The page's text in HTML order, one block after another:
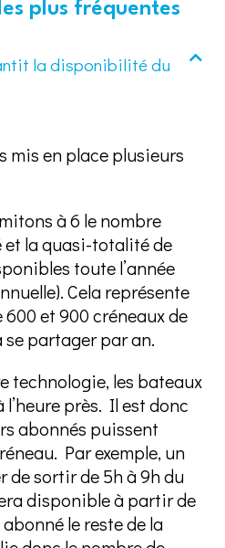
plus fréquentes
la disponibilité du
mis en place plusieurs
à 6 le nombre
et la quasi-totalité de
toute l’année
Cela représente
600 et 900 créneaux de
partager par an.
technologie, les bateaux
l’heure près. Il est donc
abonnés puissent
Par exemple, un
de sortir de 5h à 9h du
disponible à partir de
le reste de la